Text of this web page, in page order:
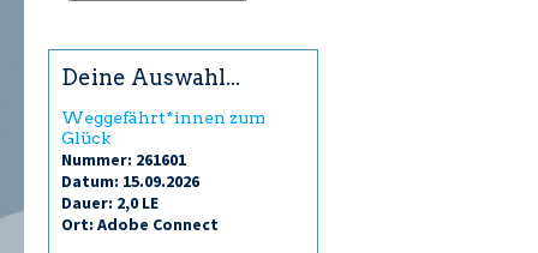
Deine Auswahl...
Weggefährt*innen zum
Glück
Nummer: 261601
Datum: 15.09.2026
Dauer: 2,0 LE
Ort: Adobe Connect